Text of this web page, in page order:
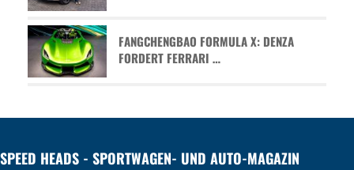
FANGCHENGBAO FORMULA X: DENZA
FORDERT FERRARI …
SPEED HEADS - SPORTWAGEN- UND AUTO-MAGAZIN